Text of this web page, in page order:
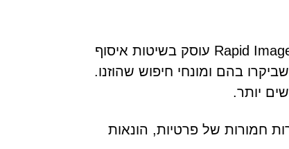
היבט מטריד נוסף קשור לאיסוף מידע. על פי הדיווחים, Rapid Image Search עוסק בשיטות איסוף
בהם ומונחי חיפוש שהוזנו.
יותר.
חמורות של פרטיות, הונאות